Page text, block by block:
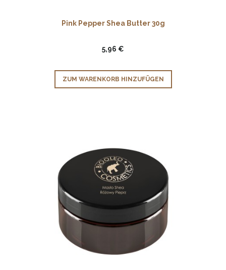
Pink Pepper Shea Butter 30g
5,96 €
ZUM WARENKORB HINZUFÜGEN